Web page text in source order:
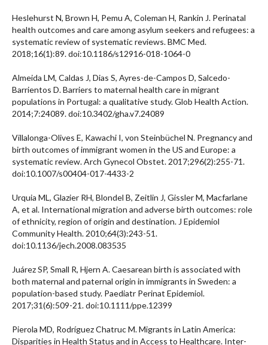
Heslehurst N, Brown H, Pemu A, Coleman H, Rankin J. Perinatal
health outcomes and care among asylum seekers and refugees: a
systematic review of systematic reviews. BMC Med.
2018;16(1):89. doi:10.1186/s12916-018-1064-0
Almeida LM, Caldas J, Dias S, Ayres-de-Campos D, Salcedo-
Barrientos D. Barriers to maternal health care in migrant
populations in Portugal: a qualitative study. Glob Health Action.
2014;7:24089. doi:10.3402/gha.v7.24089
Villalonga-Olives E, Kawachi I, von Steinbüchel N. Pregnancy and
birth outcomes of immigrant women in the US and Europe: a
systematic review. Arch Gynecol Obstet. 2017;296(2):255-71.
doi:10.1007/s00404-017-4433-2
Urquia ML, Glazier RH, Blondel B, Zeitlin J, Gissler M, Macfarlane
A, et al. International migration and adverse birth outcomes: role
of ethnicity, region of origin and destination. J Epidemiol
Community Health. 2010;64(3):243-51.
doi:10.1136/jech.2008.083535
Juárez SP, Small R, Hjern A. Caesarean birth is associated with
both maternal and paternal origin in immigrants in Sweden: a
population-based study. Paediatr Perinat Epidemiol.
2017;31(6):509-21. doi:10.1111/ppe.12399
Pierola MD, Rodríguez Chatruc M. Migrants in Latin America:
Disparities in Health Status and in Access to Healthcare. Inter-